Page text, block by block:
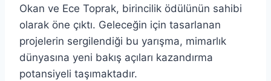
Okan ve Ece Toprak, birincilik ödülünün sahibi
olarak öne çıktı. Geleceğin için tasarlanan
projelerin sergilendiği bu yarışma, mimarlık
dünyasına yeni bakış açıları kazandırma
potansiyeli taşımaktadır.